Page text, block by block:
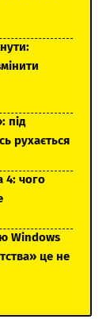
під
рухається
4: чого
Windows
це не